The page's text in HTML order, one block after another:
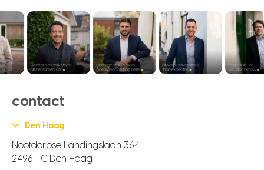
contact
Den Haag
Nootdorpse Landingslaan 364
2496 TC Den Haag